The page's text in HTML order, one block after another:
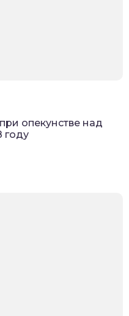
опекунстве над
году